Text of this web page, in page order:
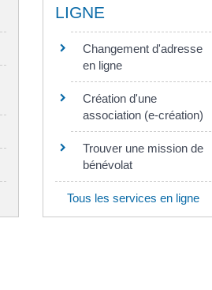
LIGNE
Changement d'adresse
en ligne
Création d'une
association (e-création)
Trouver une mission de
bénévolat
Tous les services en ligne